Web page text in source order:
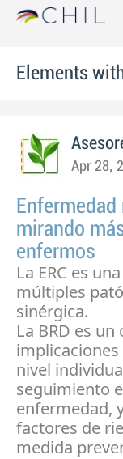
Elements
Apr 28,
mirando
enfermos
La ERC es
múltiples
sinérgica.
La BRD es
nivel
seguimiento
enfermedad,
factores de
medida